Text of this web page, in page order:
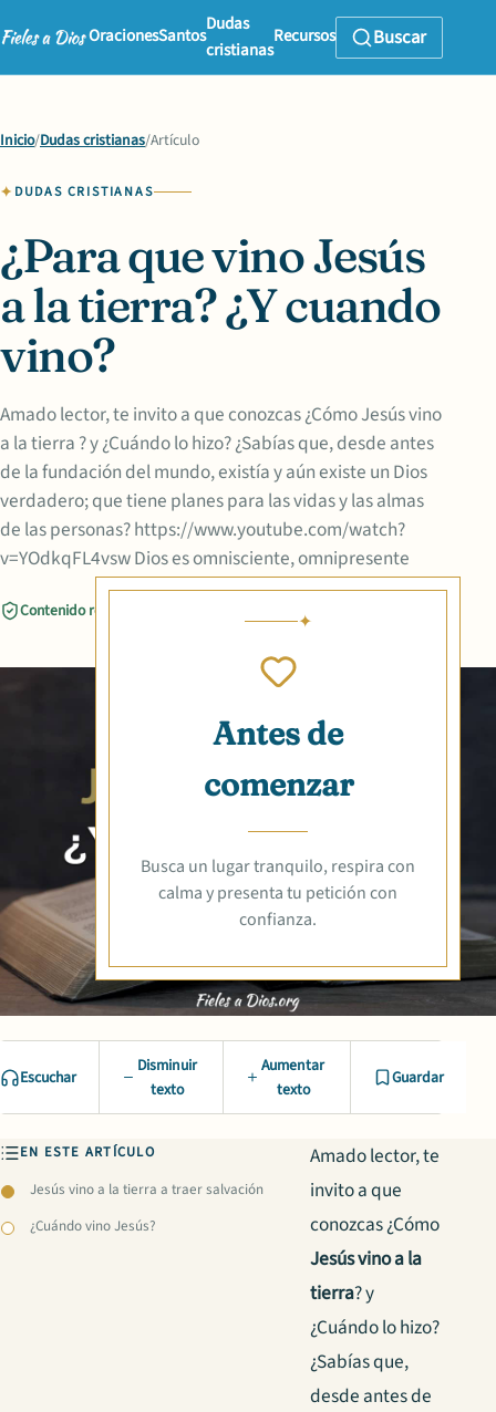
OracionesSantos
Dudas
cristianas
Recursos Buscar
Inicio/Dudas cristianas/Artículo
DUDAS CRISTIANAS
¿Para que vino Jesús
a la tierra? ¿Y cuando
vino?
Amado lector, te invito a que conozcas ¿Cómo Jesús vino
a la tierra ? y ¿Cuándo lo hizo? ¿Sabías que, desde antes
de la fundación del mundo, existía y aún existe un Dios
verdadero; que tiene planes para las vidas y las almas
de las personas? https://www.youtube.com/watch?
v=YOdkqFL4vsw Dios es omnisciente, omnipresente
Contenido revisado
Antes de
comenzar
Busca un lugar tranquilo, respira con
calma y presenta tu petición con
confianza.
Escuchar
Disminuir
texto
Aumentar
texto
Guardar
EN ESTE ARTÍCULO
Jesús vino a la tierra a traer salvación
¿Cuándo vino Jesús?
Amado lector, te
invito a que
conozcas ¿Cómo
Jesús vino a la
tierra? y
¿Cuándo lo hizo?
¿Sabías que,
desde antes de